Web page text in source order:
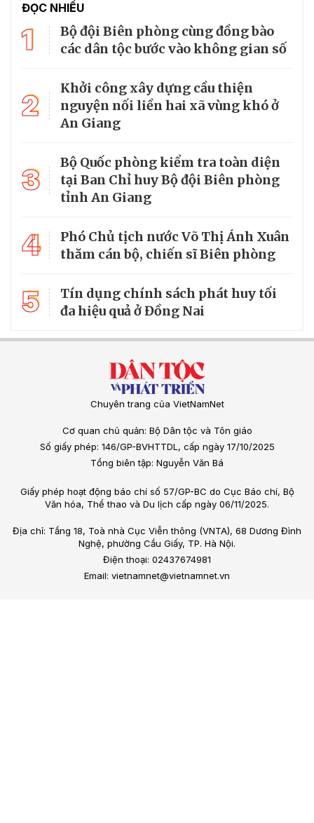
ĐỌC NHIỀU
1
Bộ đội Biên phòng cùng đồng bào
các dân tộc bước vào không gian số
2
Khởi công xây dựng cầu thiện
nguyện nối liền hai xã vùng khó ở
An Giang
3
Bộ Quốc phòng kiểm tra toàn diện
tại Ban Chỉ huy Bộ đội Biên phòng
tỉnh An Giang
4
Phó Chủ tịch nước Võ Thị Ánh Xuân
thăm cán bộ, chiến sĩ Biên phòng
5
Tín dụng chính sách phát huy tối
đa hiệu quả ở Đồng Nai
Chuyên trang của VietNamNet
Cơ quan chủ quản: Bộ Dân tộc và Tôn giáo
Số giấy phép: 146/GP-BVHTTDL, cấp ngày 17/10/2025
Tổng biên tập: Nguyễn Văn Bá
Giấy phép hoạt động báo chí số 57/GP-BC do Cục Báo chí, Bộ
Văn hóa, Thể thao và Du lịch cấp ngày 06/11/2025.
Địa chỉ: Tầng 18, Toà nhà Cục Viễn thông (VNTA), 68 Dương Đình
Nghệ, phường Cầu Giấy, TP. Hà Nội.
Điện thoại: 02437674981
Email: vietnamnet@vietnamnet.vn